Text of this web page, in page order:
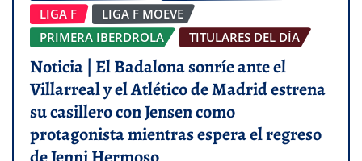
LIGA F
LIGA F MOEVE
PRIMERA IBERDROLA
TITULARES DEL DÍA
Noticia | El Badalona sonríe ante el
Villarreal y el Atlético de Madrid estrena
su casillero con Jensen como
protagonista mientras espera el regreso